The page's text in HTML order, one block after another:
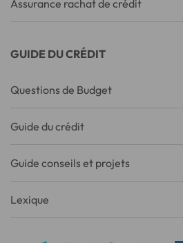
Assurance rachat de crédit
GUIDE DU CRÉDIT
Questions de Budget
Guide du crédit
Guide conseils et projets
Lexique